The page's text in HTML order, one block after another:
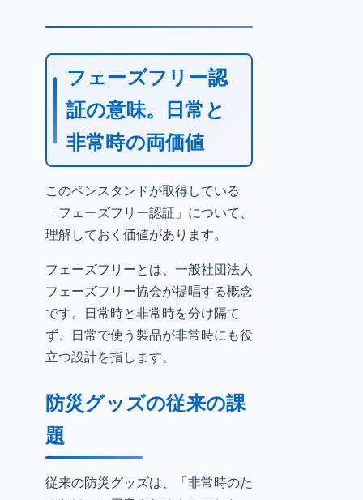
フェーズフリー認
証の意味。日常と
非常時の両価値
このペンスタンドが取得している
「フェーズフリー認証」について、
理解しておく価値があります。
フェーズフリーとは、一般社団法人
フェーズフリー協会が提唱する概念
です。日常時と非常時を分け隔て
ず、日常で使う製品が非常時にも役
立つ設計を指します。
防災グッズの従来の課
題
従来の防災グッズは、「非常時のた